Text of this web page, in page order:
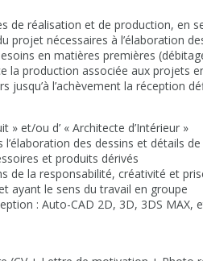
de réalisation et de production, en
projet nécessaires à l’élaboration
en matières premières
la production associée aux projets
jusqu’à l’achèvement la réception
» et/ou d’ « Architecte d’Intérieur »
des dessins et détails
et produits dérivés
de la responsabilité, créativité et
ayant le sens du travail en groupe
: Auto-CAD 2D, 3D, 3DS MAX,